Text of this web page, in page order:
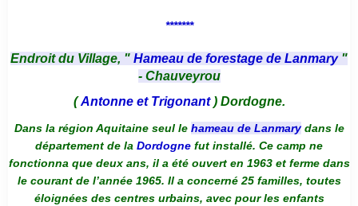
*******
Endroit du Village, " Hameau de forestage de Lanmary "
- Chauveyrou
(Antonne et Trigonant) Dordogne.
Dans la région Aquitaine seul le hameau de Lanmarydans le
département de la Dordogne fut installé. Ce camp ne
fonctionna que deux ans, il a été ouvert en 1963 et ferme dans
le courant de l’année 1965. Il a concerné 25 familles, toutes
éloignées des centres urbains, avec pour les enfants